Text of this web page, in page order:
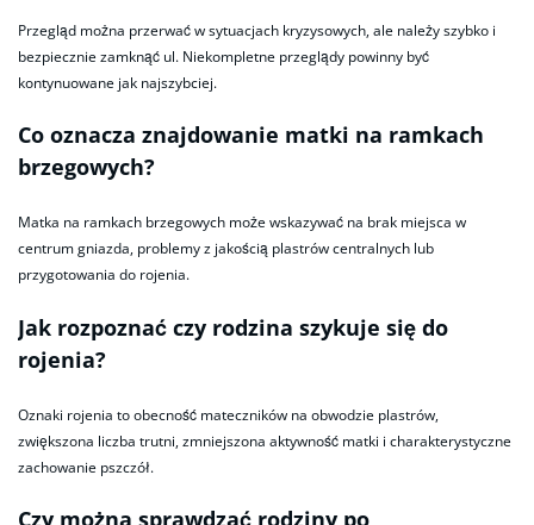
Przegląd można przerwać w sytuacjach kryzysowych, ale należy szybko i
bezpiecznie zamknąć ul. Niekompletne przeglądy powinny być
kontynuowane jak najszybciej.
Co oznacza znajdowanie matki na ramkach
brzegowych?
Matka na ramkach brzegowych może wskazywać na brak miejsca w
centrum gniazda, problemy z jakością plastrów centralnych lub
przygotowania do rojenia.
Jak rozpoznać czy rodzina szykuje się do
rojenia?
Oznaki rojenia to obecność mateczników na obwodzie plastrów,
zwiększona liczba trutni, zmniejszona aktywność matki i charakterystyczne
zachowanie pszczół.
Czy można sprawdzać rodziny po